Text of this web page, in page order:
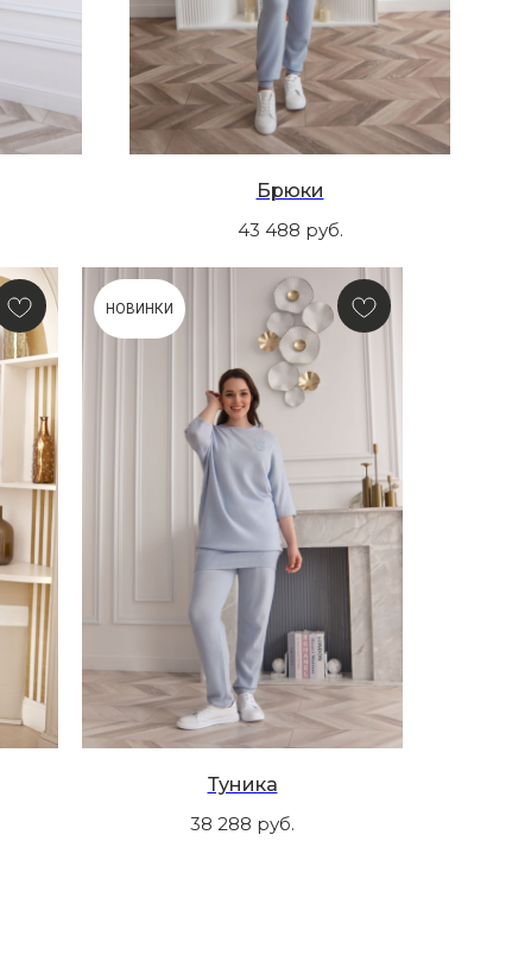
Брюки
43 488 руб.
НОВИНКИ
Туника
38 288 руб.